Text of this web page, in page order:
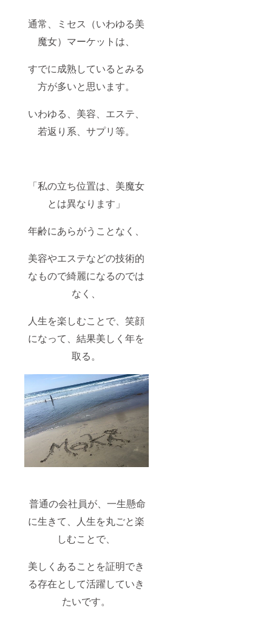
通常、ミセス（いわゆる美
魔女）マーケットは、
すでに成熟しているとみる
方が多いと思います。
いわゆる、美容、エステ、
若返り系、サプリ等。
「私の立ち位置は、美魔女
とは異なります」
年齢にあらがうことなく、
美容やエステなどの技術的
なもので綺麗になるのでは
なく、
人生を楽しむことで、笑顔
になって、結果美しく年を
取る。
普通の会社員が、一生懸命
に生きて、人生を丸ごと楽
しむことで、
美しくあることを証明でき
る存在として活躍していき
たいです。